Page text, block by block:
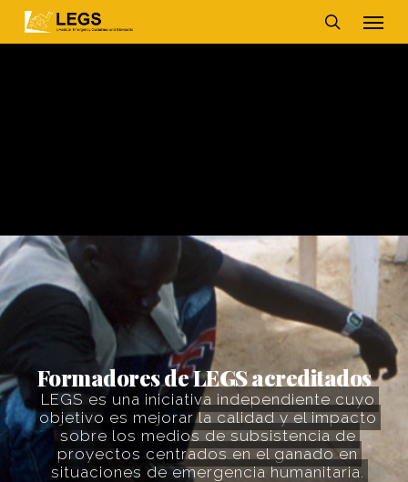
search
Formadores de LEGS acreditados
LEGS es una iniciativa independiente cuyo
objetivo es mejorar la calidad y el impacto
sobre los medios de subsistencia de
proyectos centrados en el ganado en
situaciones de emergencia humanitaria.